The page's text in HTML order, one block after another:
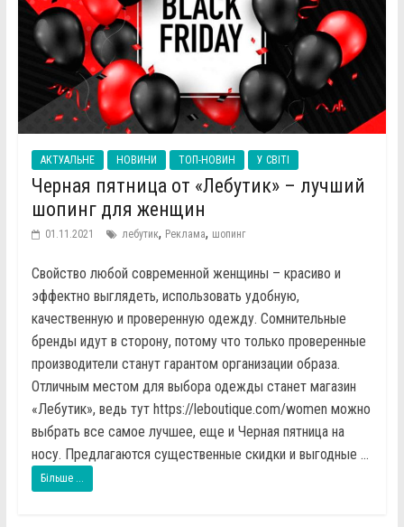
АКТУАЛЬНЕ НОВИНИ ТОП-НОВИН У СВІТІ
Черная пятница от «Лебутик» – лучший
шопинг для женщин
01.11.2021 лебутик, Реклама, шопинг
Свойство любой современной женщины – красиво и
эффектно выглядеть, использовать удобную,
качественную и проверенную одежду. Сомнительные
бренды идут в сторону, потому что только проверенные
производители станут гарантом организации образа.
Отличным местом для выбора одежды станет магазин
«Лебутик», ведь тут https://leboutique.com/women можно
выбрать все самое лучшее, еще и Черная пятница на
носу. Предлагаются существенные скидки и выгодные ...
Більше ...